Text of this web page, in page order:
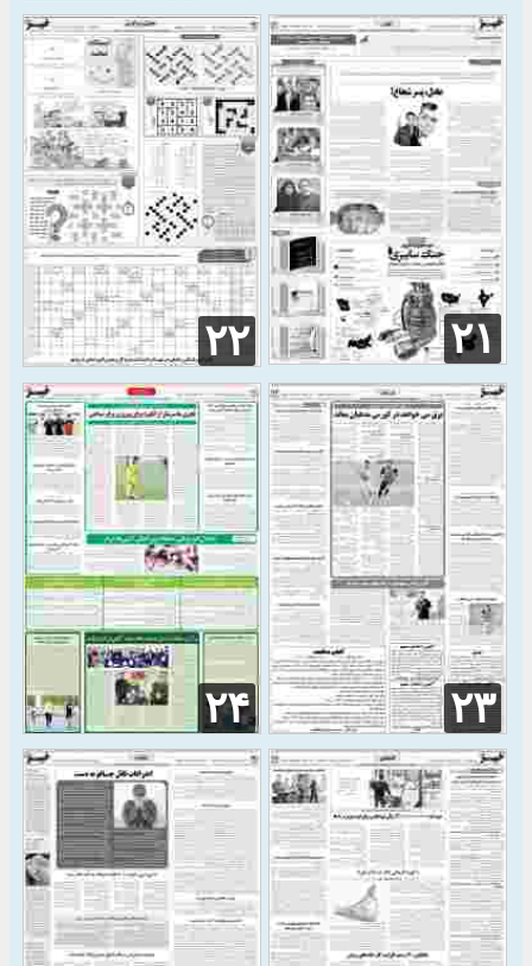
۲۱ ۲۲
۲۳ ۲۴